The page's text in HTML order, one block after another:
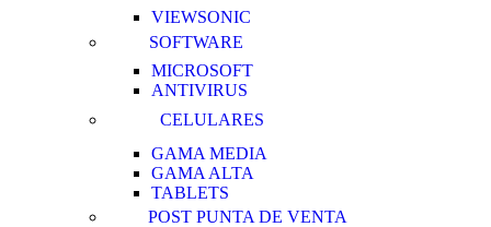
VIEWSONIC
SOFTWARE
MICROSOFT
ANTIVIRUS
CELULARES
GAMA MEDIA
GAMA ALTA
TABLETS
POST PUNTA DE VENTA